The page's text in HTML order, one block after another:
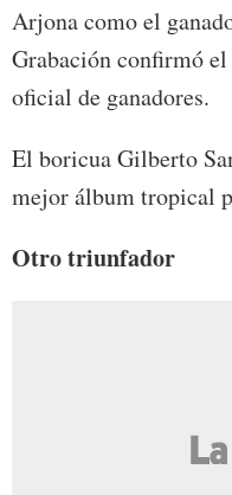
Arjona como el
Grabación confirmó
oficial de ganadores.
El boricua Gilberto
mejor álbum tropical
Otro triunfador